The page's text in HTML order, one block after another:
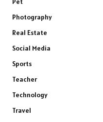
Photography
Real Estate
Social Media
Sports
Teacher
Technology
Travel